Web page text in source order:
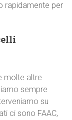
rapidamente per
molte altre
sempre
su
ci sono FAAC,